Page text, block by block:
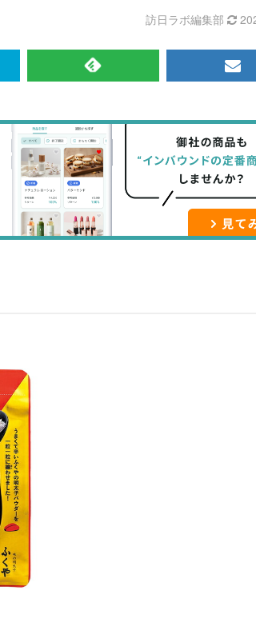
訪日ラボ編集部
RSS
記
事
を
購
読
メ
マ
ガ
登
録
す